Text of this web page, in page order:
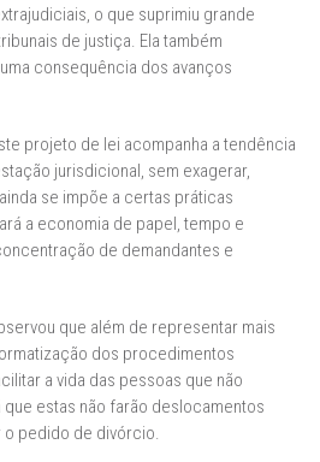
o que suprimiu grande
de justiça. Ela também
consequência dos avanços
projeto de lei acompanha a tendência
jurisdicional, sem exagerar,
se impõe a certas práticas
a economia de papel, tempo e
de demandantes e
que além de representar mais
dos procedimentos
a vida das pessoas que não
que estas não farão deslocamentos
pedido de divórcio.